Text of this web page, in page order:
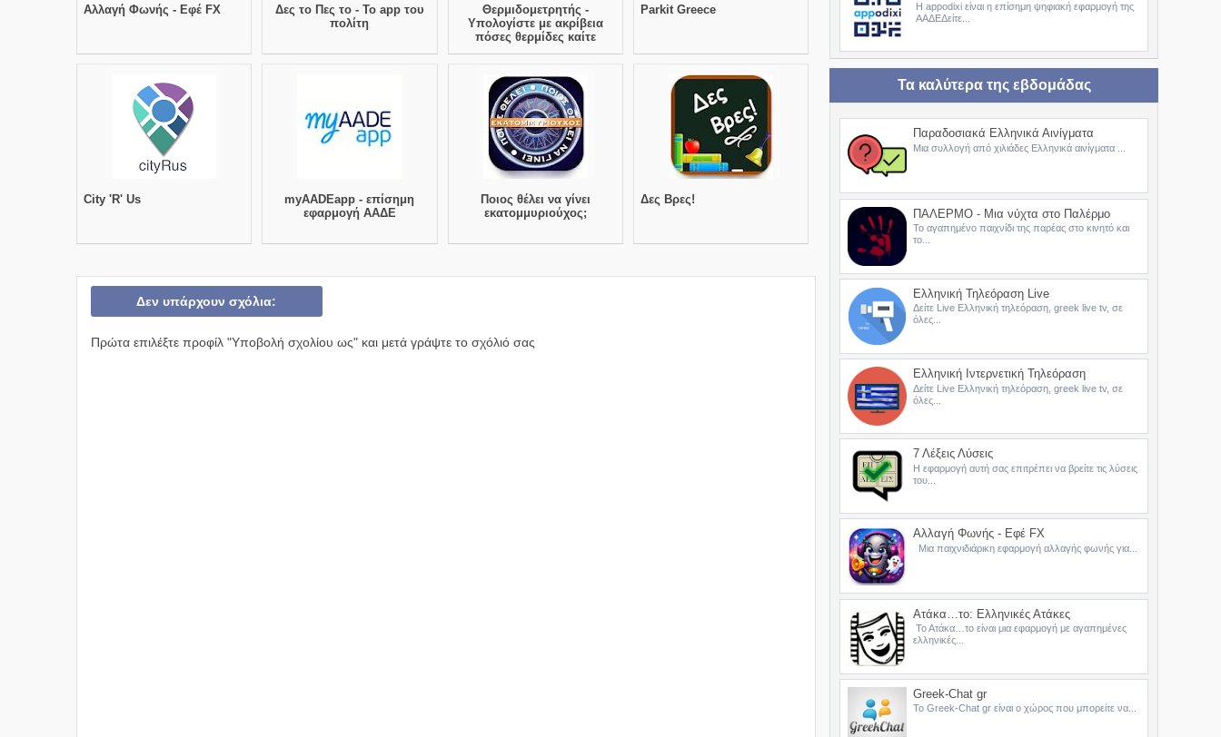
Αλλαγή Φωνής - Εφέ FX
Δες το Πες το - Το app του
πολίτη
Θερμιδομετρητής -
Υπολογίστε με ακρίβεια
πόσες θερμίδες καίτε
Parkit Greece
City 'R' Us
myAADEapp - επίσημη
εφαρμογή ΑΑΔΕ
Ποιος θέλει να γίνει
εκατομμυριούχος;
Δες Βρες!
Δεν υπάρχουν σχόλια:
Πρώτα επιλέξτε προφίλ "Υποβολή σχολίου ως" και μετά γράψτε το σχόλιό σας
Η appodixi είναι η επίσημη ψηφιακή εφαρμογή της
ΑΑΔΕΔείτε...
Τα καλύτερα της εβδομάδας
Παραδοσιακά Ελληνικά Αινίγματα
Μια συλλογή από χιλιάδες Ελληνικά αινίγματα ...
ΠΑΛΕΡΜΟ - Μια νύχτα στο Παλέρμο
Το αγαπημένο παιχνίδι της παρέας στο κινητό και
το...
Ελληνική Τηλεόραση Live
Δείτε Live Ελληνική τηλεόραση, greek live tv, σε
όλες...
Ελληνική Ιντερνετική Τηλεόραση
Δείτε Live Ελληνική τηλεόραση, greek live tv, σε
όλες...
7 Λέξεις Λύσεις
Η εφαρμογή αυτή σας επιτρέπει να βρείτε τις λύσεις
του...
Αλλαγή Φωνής - Εφέ FX
Μια παιχνιδιάρικη εφαρμογή αλλαγής φωνής για...
Ατάκα…το: Ελληνικές Ατάκες
Το Ατάκα…το είναι μια εφαρμογή με αγαπημένες
ελληνικές...
Greek-Chat gr
Το Greek-Chat gr είναι ο χώρος που μπορείτε να...